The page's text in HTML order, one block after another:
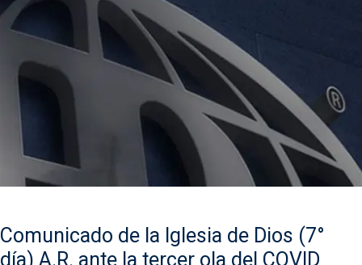
Comunicado de la Iglesia de Dios (7°
día) A.R. ante la tercer ola del COVID